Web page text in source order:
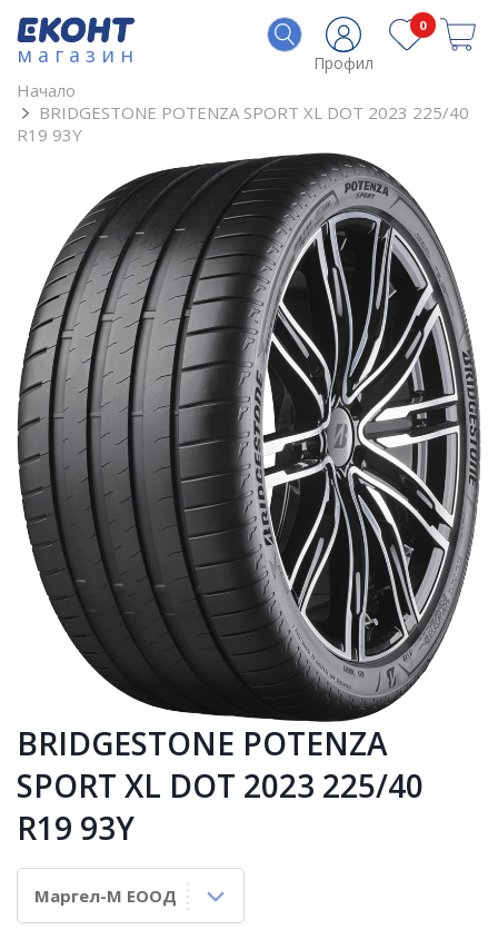
магазин Профил
0
Начало
BRIDGESTONE POTENZA SPORT XL DOT 2023 225/40
R19 93Y
BRIDGESTONE POTENZA
SPORT XL DOT 2023 225/40
R19 93Y